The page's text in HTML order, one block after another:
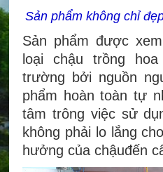
Sản phẩm không chỉ
Sản phẩm được
loại chậu trồng
trường bởi nguồn
phẩm hoàn toàn tự
tâm trông việc sử
không phải lo lắng
hưởng của chậuđến